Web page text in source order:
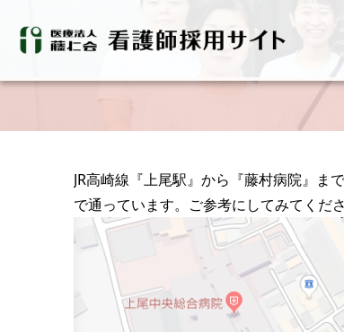
JR高崎線『上尾駅』から『藤村病院』
で通っています。ご参考にしてみてくださ